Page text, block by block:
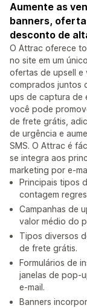
Aumente as
banners,
desconto de
O Attrac oferece
no site em um
ofertas de upsell e
comprados juntos
ups de captura de
você pode
de frete grátis,
de urgência e
SMS. O Attrac é
se integra aos
marketing por e-
Principais tipos
contagem
Campanhas de
valor médio do
Tipos diversos
de frete grátis.
Formulários de
janelas de pop-
e-mail.
Banners